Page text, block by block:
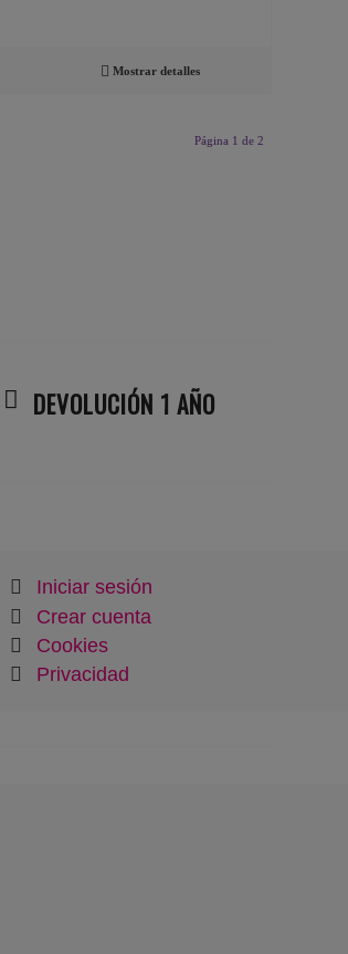
Mostrar detalles
Página 1 de 2
DEVOLUCIÓN 1 AÑO
Iniciar sesión
Crear cuenta
Cookies
Privacidad